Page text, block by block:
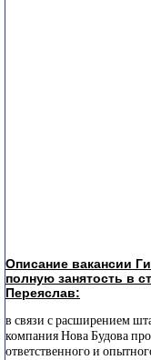
Описание вакансии
полную занятость в
Переяслав:
в связи с расширением
компания Нова Будова
ответственного и